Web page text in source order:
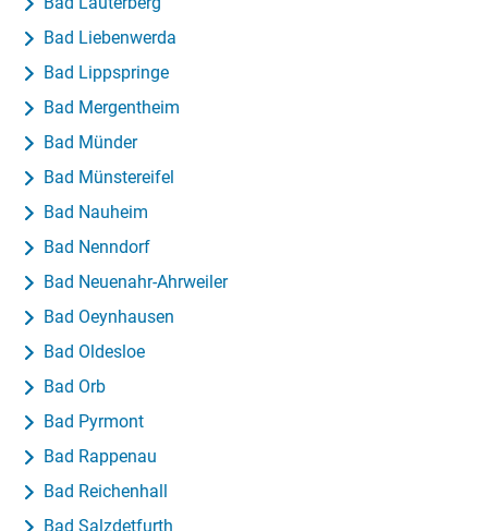
Bad Liebenwerda
Bad Lippspringe
Bad Mergentheim
Bad Münder
Bad Münstereifel
Bad Nauheim
Bad Nenndorf
Bad Neuenahr-Ahrweiler
Bad Oeynhausen
Bad Oldesloe
Bad Orb
Bad Pyrmont
Bad Rappenau
Bad Reichenhall
Bad Salzdetfurth